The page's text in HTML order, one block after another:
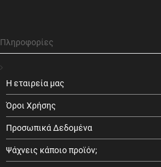
Πληροφορίες
Η εταιρεία μας
Όροι Χρήσης
Προσωπικά Δεδομένα
Ψάχνεις κάποιο προϊόν;